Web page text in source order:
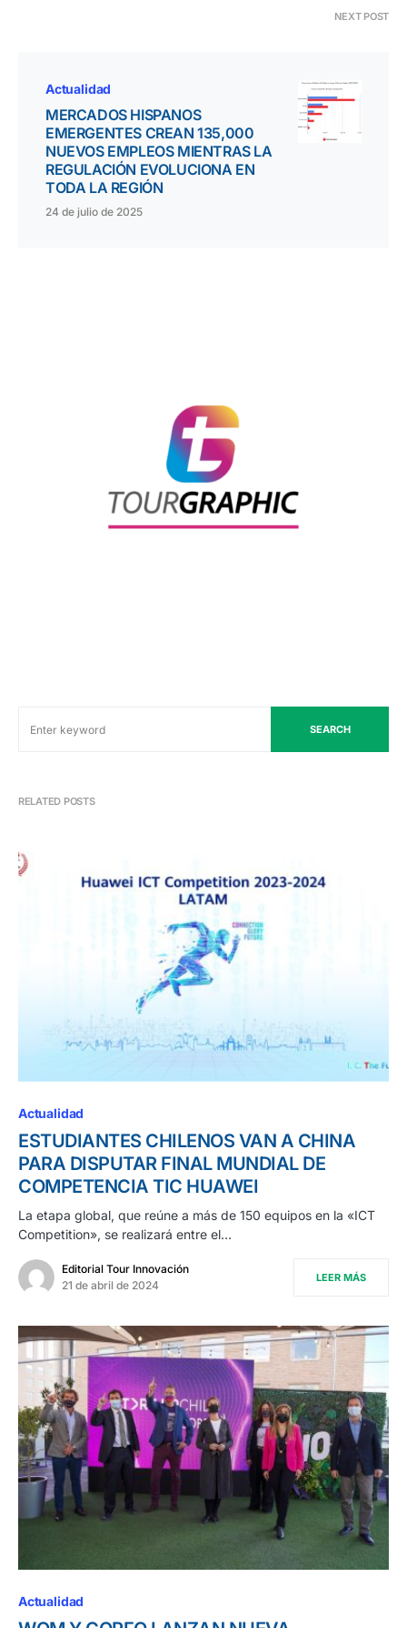
NEXT POST
Actualidad
MERCADOS HISPANOS
EMERGENTES CREAN 135,000
NUEVOS EMPLEOS MIENTRAS LA
REGULACIÓN EVOLUCIONA EN
TODA LA REGIÓN
24 de julio de 2025
SEARCH
RELATED POSTS
Actualidad
ESTUDIANTES CHILENOS VAN A CHINA
PARA DISPUTAR FINAL MUNDIAL DE
COMPETENCIA TIC HUAWEI
La etapa global, que reúne a más de 150 equipos en la «ICT
Competition», se realizará entre el…
Editorial Tour Innovación
21 de abril de 2024
LEER MÁS
Actualidad